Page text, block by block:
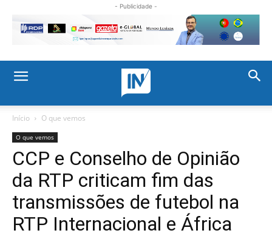
- Publicidade -
Início O que vemos
O que vemos
CCP e Conselho de Opinião
da RTP criticam fim das
transmissões de futebol na
RTP Internacional e África